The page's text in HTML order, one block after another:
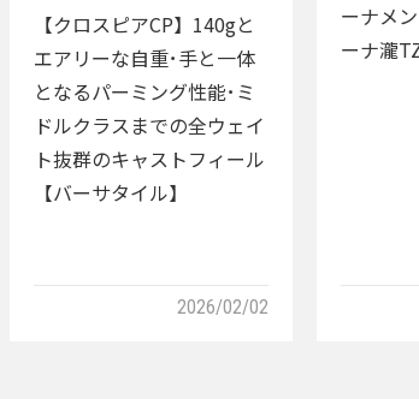
【クロスピアCP】140gと
エアリーな自重･手と一体
となるパーミング性能･ミ
ドルクラスまでの全ウェイ
ト抜群のキャストフィール
【バーサタイル】
2026/02/02
ーナメ
ーナ瀧TZ